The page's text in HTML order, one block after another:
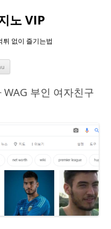
노 VIP
튀 없이 즐기는법
Skip
content
부인 여자친구